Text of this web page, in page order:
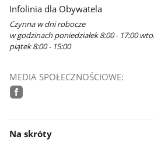
Infolinia dla Obywatela
Czynna w dni robocze
w godzinach poniedziałek 8:00 - 17:00
piątek 8:00 - 15:00
MEDIA SPOŁECZNOŚCIOWE:
Na skróty